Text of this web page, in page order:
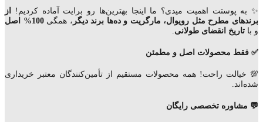
✨ به پوستت اهمیت میدی؟ ما اینجا بهترین‌ها رو برایت آماده کردیم!
از
برندهای مطرح مثل رویوال، مارگریت و ده‌ها برند دیگر ، همگی100% اصل
و با تاریخ انقضای طولانی.
✅ فقط محصولات اصل و مطمئن
💯 خیالت راحت! همه محصولات مستقیم از تأمین‌کنندگان معتبر خریداری
شده‌اند.
💬 مشاوره تخصصی رایگان